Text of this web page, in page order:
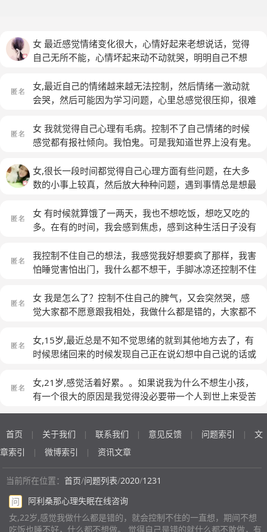
女 最近感觉情绪变化很大，心情好起来老想说话，觉得
自己无所不能，心情坏起来动不动就哭，明明自己不想
冲着家人大哄大叫，心里知道自己这样不对，过去后回想
起来也会内疚，但那个时候就是控制不住。不想见人，特
说话我也爱搭不理的。老想着自己怎么死，想的时候会很
快乐，但是现实中又不敢死。我这是怎么了？
女,最近自己的情绪越来越无法控制，然后情绪一激动就
会哭，然后可能因为学习问题，心里总感觉很压抑，很难
崩溃当自己感到烦躁的时候，就总会想些有的没的。举例
说，我们的副校长总会弄一些让人难以接受的事情，然后
老师没法当下去。就自己总会想一些很过激的事吧……而
且以前挺喜欢吃东西的，但是现在吃的放在身边都很少去
饱，所以总会强迫自己去吃 (匿名)
女 我就觉得自己心理有毛病。控制不了自己情绪的时候
感觉都有报社倾向。我怕鬼。可是我知道世界上没有鬼。
着，可是我又怕一个人呆着。我讨厌有人大声的叫我名
字。朋友给我说一件事情我只能往消极了想。我不知道这
女,很长一段时间都觉得自己心理方面有些问题，在大多
数的小事上较真，然后放大种种问题，遇到事情总是想最
死，这个念头在很小的时候就有了，喝过农药，但太苦，
没继续。想跳楼，又害怕。想割腕，也是怕。手上三个烟
有了障碍，脑子不好使了，工作不想干，什么都不想做。
但其实我内心深处还是想好好上班好好挣钱，只是找不到
的也没有几个了，不愿意再对谁说太多，也不愿意结交新
的人。然后以前不管对谁都会发脾气，各种发脾气，现在
别凶，甚至觉得整个世界都在伤害我。每年都是这样，上
半年的班，调整半年，但是根本调整不好我自己。越来越
家，他在身边才觉得踏实，才能正常一点。我知道自己有
问题，可是有时候又觉得自己挺好的。我不知道该怎么
办。
女 有时候就算饿了一两天，我也不想吃饭，想吃又吃的
多。在有的时间，我会感到焦虑，感到这种生活日子没有
怕我妈妈担心我，没去做。有时候，我跟别人谈话，就突
然发火，我也不知道我为什么要这样。还有的是我看或听
住，等后面才能不哭了！有时候躺着起来身上有些地方就
会疼，但会过天就好了！我感到我在我家里就没有什么存
我在别人面前还是挺正常的，就一开朗的女孩。(匿名)
我控制不住自己的想法，我感觉我好想要疯了那样，我害
怕睡觉害怕出门，我什么都不想干，手脚冰凉还控制不住
控制不住自己的表情，总是喜欢喊着人看着人［不是陌生
人的那一种］，我上一秒的事情下一秒就忘记了(匿名)
女 我是怎么了？控制不住自己的脾气，又会突然哭，感
觉大家都不愿意跟我相处，我做什么都是错的，大家都不
开心，甚至会高兴到停不下来，有时候又会很难过难过到
哭得喘不过气(匿名)
女,15岁,最近总是不知不觉思绪的就到其他地方去了，有
时候思绪回来的时候发现自己正在说幻想中自己说的话或
吗 (匿名)
女,21岁,感觉活着好累。。如果说我为什么不想生小孩，
有一个很大的原因是我觉得没必要带一个人到世上来受苦
首页 | 关于我们 | 联系我们 | 意见反馈 | 问题索引 |
文
章索引
| 微博索引 | 资讯文章
当前所在位置： 首页/问题列表/2020/1231
问
阿利桑那心理失眠在线咨询
女,22岁,感觉我做什么都是错的，就会控制不住的一直想，期间不想
吃饭也睡不好，什么都不想做。 觉得自己是错的就什么都不敢做，有